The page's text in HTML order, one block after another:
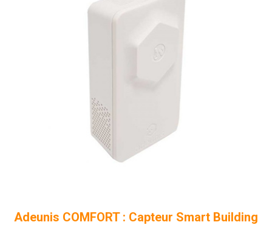
Adeunis COMFORT : Capteur Smart Building